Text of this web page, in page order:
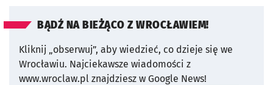
BĄDŹ NA BIEŻĄCO Z WROCŁAWIEM!
Kliknij „obserwuj”, aby wiedzieć, co dzieje się we
Wrocławiu. Najciekawsze wiadomości z
www.wroclaw.pl znajdziesz w Google News!